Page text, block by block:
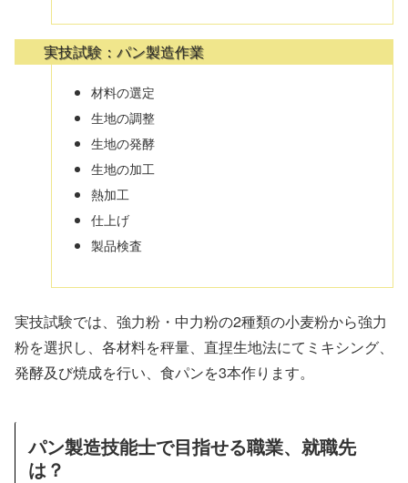
実技試験：パン製造作業
材料の選定
生地の調整
生地の発酵
生地の加工
熱加工
仕上げ
製品検査
実技試験では、強力粉・中力粉の2種類の小麦粉から強力
粉を選択し、各材料を秤量、直捏生地法にてミキシング、
発酵及び焼成を行い、食パンを3本作ります。
パン製造技能士で目指せる職業、就職先
は？